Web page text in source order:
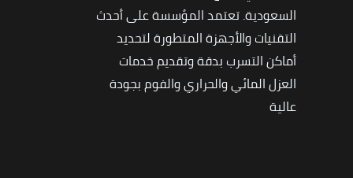
السعودية. تعتمد المؤسسة على أحدث
التقنيات والأجهزة المتطورة لتحديد
أماكن التسرب بدقة وتقديم خدمات
العزل المائي والحراري والفوم بجودة
عالية